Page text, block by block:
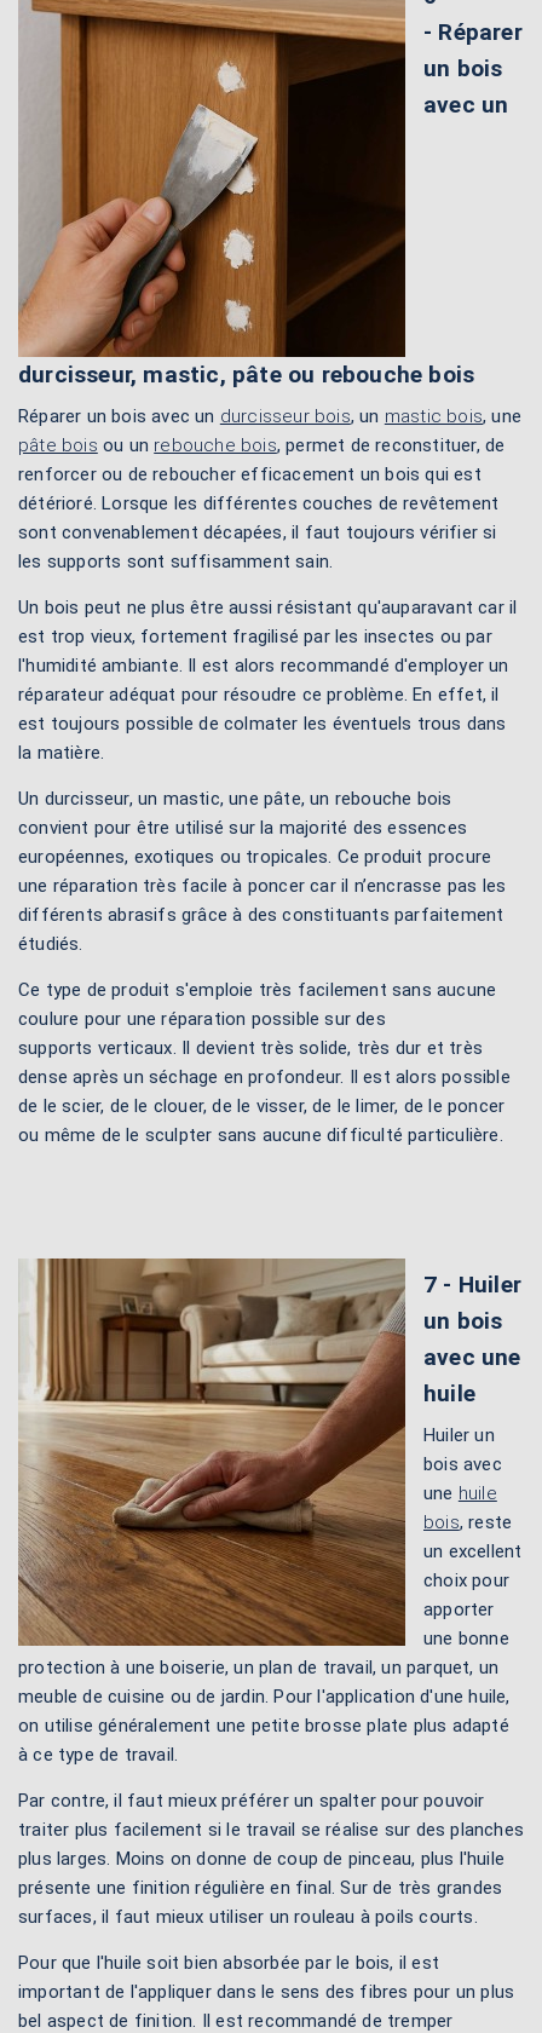
- Réparer
un bois
avec un
durcisseur, mastic, pâte ou rebouche bois
Réparer un bois avec un durcisseur bois, un mastic bois, une
pâte bois ou un rebouche bois, permet de reconstituer, de
renforcer ou de reboucher efficacement un bois qui est
détérioré. Lorsque les différentes couches de revêtement
sont convenablement décapées, il faut toujours vérifier si
les supports sont suffisamment sain.
Un bois peut ne plus être aussi résistant qu'auparavant car il
est trop vieux, fortement fragilisé par les insectes ou par
l'humidité ambiante. Il est alors recommandé d'employer un
réparateur adéquat pour résoudre ce problème. En effet, il
est toujours possible de colmater les éventuels trous dans
la matière.
Un durcisseur, un mastic, une pâte, un rebouche bois
convient pour être utilisé sur la majorité des essences
européennes, exotiques ou tropicales. Ce produit procure
une réparation très facile à poncer car il n’encrasse pas les
différents abrasifs grâce à des constituants parfaitement
étudiés.
Ce type de produit s'emploie très facilement sans aucune
coulure pour une réparation possible sur des
supports verticaux. Il devient très solide, très dur et très
dense après un séchage en profondeur. Il est alors possible
de le scier, de le clouer, de le visser, de le limer, de le poncer
ou même de le sculpter sans aucune difficulté particulière.
7 - Huiler
un bois
avec une
huile
Huiler un
bois avec
une huile
bois, reste
un excellent
choix pour
apporter
une bonne
protection à une boiserie, un plan de travail, un parquet, un
meuble de cuisine ou de jardin. Pour l'application d'une huile,
on utilise généralement une petite brosse plate plus adapté
à ce type de travail.
Par contre, il faut mieux préférer un spalter pour pouvoir
traiter plus facilement si le travail se réalise sur des planches
plus larges. Moins on donne de coup de pinceau, plus l'huile
présente une finition régulière en final. Sur de très grandes
surfaces, il faut mieux utiliser un rouleau à poils courts.
Pour que l'huile soit bien absorbée par le bois, il est
important de l'appliquer dans le sens des fibres pour un plus
bel aspect de finition. Il est recommandé de tremper